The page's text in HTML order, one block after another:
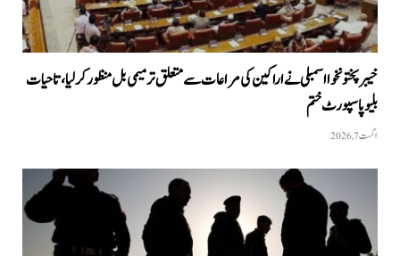
خیبرپختونخوا اسمبلی نے اراکین کی مراعات سے متعلق ترمیمی بل منظور کر لیا، تاحیات
بلیو پاسپورٹ ختم
اگست 7, 2026